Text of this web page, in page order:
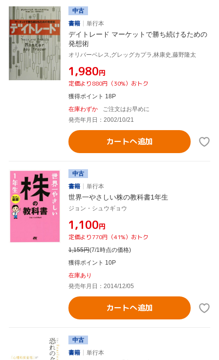
中古
書籍
単行本
デイトレード マーケットで勝ち続けるための
発想術
オリバーベレス,グレッグカプラ,林康史,藤野隆太
¥1,980円
定価より880円（30%）おトク
獲得ポイント 18P
在庫わずか
ご注文はお早めに
発売年月日：2002/10/21
カートへ追加
中古
書籍
単行本
世界一やさしい株の教科書1年生
ジョン・シュウギョウ
¥1,100円
定価より770円（41%）おトク
1,155円(7/1時点の価格)
獲得ポイント 10P
在庫あり
発売年月日：2014/12/05
カートへ追加
中古
書籍
単行本